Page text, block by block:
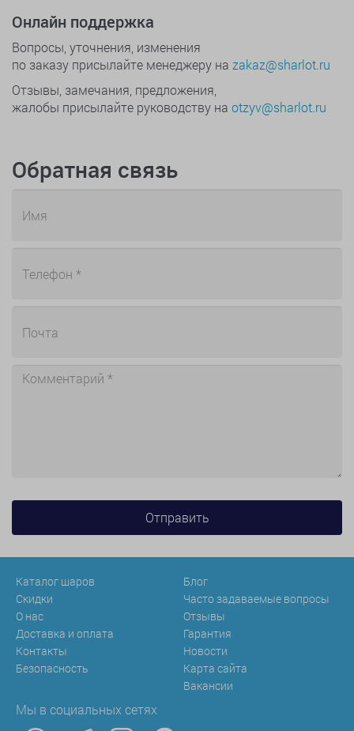
Онлайн поддержка
Вопросы, уточнения, изменения
по заказу присылайте менеджеру на zakaz@sharlot.ru
Отзывы, замечания, предложения,
жалобы присылайте руководству на otzyv@sharlot.ru
Обратная связь
Каталог шаров
Скидки
О нас
Доставка и оплата
Контакты
Безопасность
Блог
Часто задаваемые вопросы
Отзывы
Гарантия
Новости
Карта сайта
Вакансии
Мы в социальных сетях